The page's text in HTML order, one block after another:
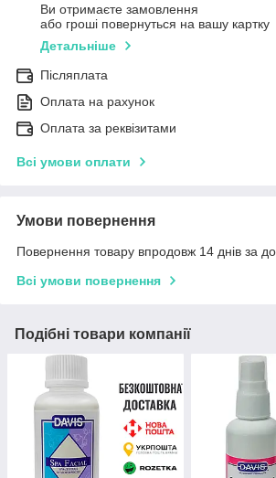
Ви отримаєте замовлення
або гроші повернуться на вашу картку
Детальніше
Післяплата
Оплата на рахунок
Оплата за реквізитами
Всі умови оплати
Умови повернення
Повернення товару впродовж 14 днів за
Всі умови повернення
Подібні товари компанії